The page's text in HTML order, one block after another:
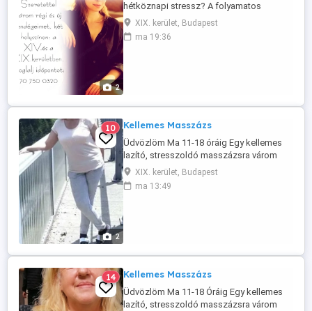
2
hétköznapi stressz? A folyamatos
rohanás, a monitor előtti ülés és a
mindennapi feszültség előbb-utóbb
megmutatkozik a testeden is. Ne várd
XIX. kerület, Budapest
ma 19:36
2
10 Kellemes Masszázs
Üdvözlöm Ma 11-18 óráig Egy kellemes
lazító, stresszoldó masszázsra várom
Önt, ha munka után szeretne lazítani vagy
csak szeretne egy kellemes masszázst.
Kevés az ideje? Fél órás masszázsra is
XIX. kerület, Budapest
ma 13:49
14 Kellemes Masszázs
Üdvözlöm Ma 11-18 Óráig Egy kellemes
lazító, stresszoldó masszázsra várom